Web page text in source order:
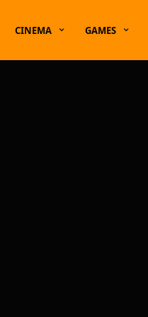
CINEMA GAMES